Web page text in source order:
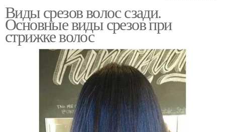
Волос в срезах
Виды срезов волос сзади.
Основные виды срезов при
стрижке волос